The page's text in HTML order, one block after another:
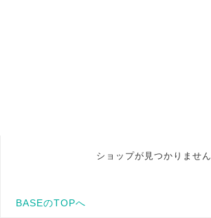
ショップが見つかりません
BASEのTOPへ